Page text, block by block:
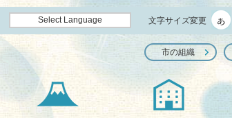
Select Language 文字サイズ変更
市の組織